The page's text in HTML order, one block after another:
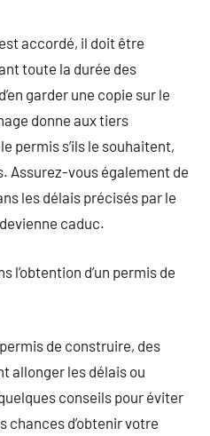
accordé, il doit être
toute la durée des
garder une copie sur le
donne aux tiers
permis s’ils le souhaitent,
Assurez-vous également de
les délais précisés par le
caduc.
l’obtention d’un permis de
de construire, des
allonger les délais ou
conseils pour éviter
chances d’obtenir votre